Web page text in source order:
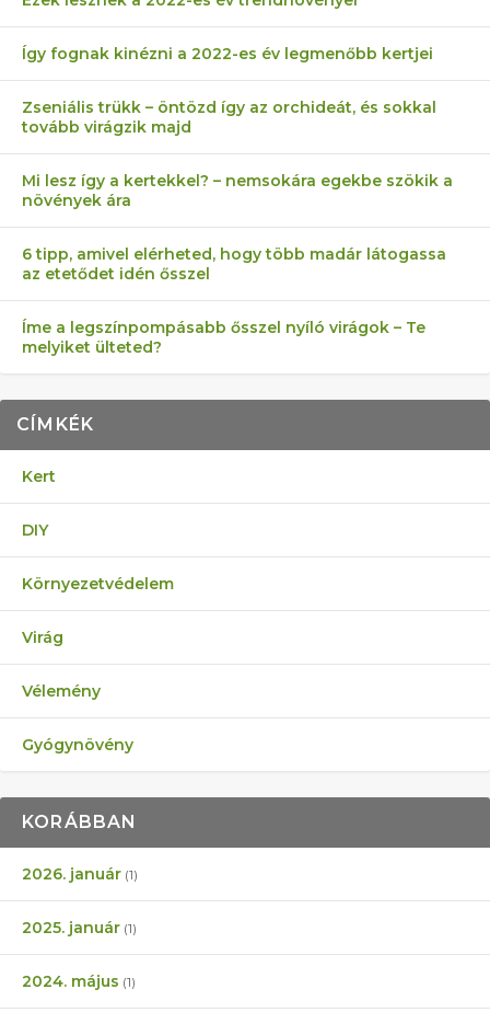
Így fognak kinézni a 2022-es év legmenőbb kertjei
Zseniális trükk – öntözd így az orchideát, és sokkal
tovább virágzik majd
Mi lesz így a kertekkel? – nemsokára egekbe szökik a
növények ára
6 tipp, amivel elérheted, hogy több madár látogassa
az etetődet idén ősszel
Íme a legszínpompásabb ősszel nyíló virágok – Te
melyiket ülteted?
CÍMKÉK
Kert
DIY
Környezetvédelem
Virág
Vélemény
Gyógynövény
KORÁBBAN
2026. január (1)
2025. január (1)
2024. május (1)